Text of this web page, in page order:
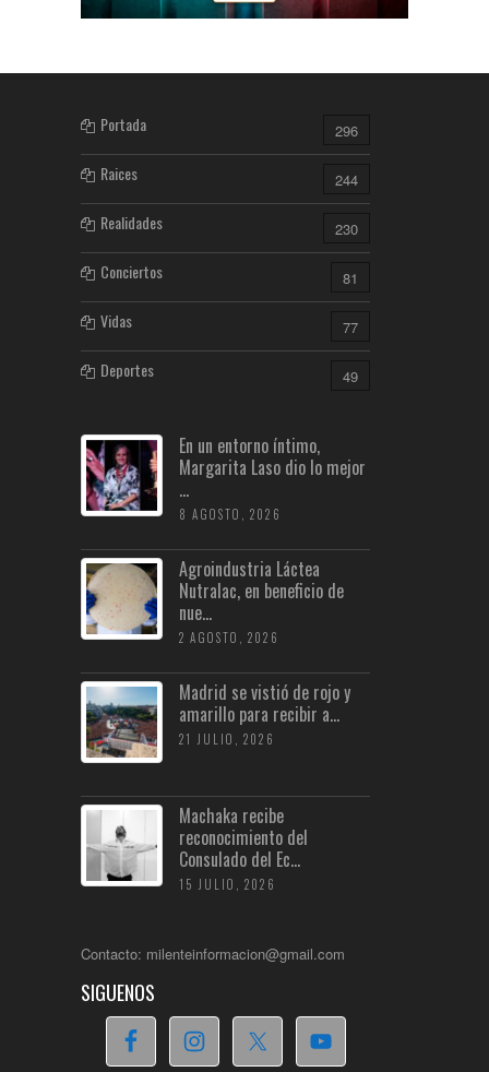
Portada 296
Raices 244
Realidades 230
Conciertos 81
Vidas 77
Deportes 49
En un entorno íntimo,
Margarita Laso dio lo mejor
...
8 AGOSTO, 2026
Agroindustria Láctea
Nutralac, en beneficio de
nue...
2 AGOSTO, 2026
Madrid se vistió de rojo y
amarillo para recibir a...
21 JULIO, 2026
Machaka recibe
reconocimiento del
Consulado del Ec...
15 JULIO, 2026
Contacto: milenteinformacion@gmail.com
SIGUENOS